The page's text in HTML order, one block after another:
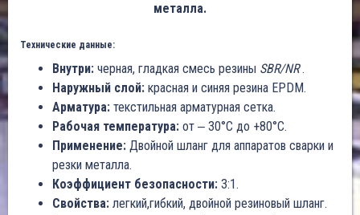
металла.
Технические данные:
Внутри: черная, гладкая смесь резины SBR/NR.
Наружный слой: красная и синяя резина EPDM.
Арматура: текстильная арматурная сетка.
Рабочая температура: от ‒ 30°C до +80°C.
Применение: Двойной шланг для аппаратов сварки и
резки металла.
Коэффициент безопасности: 3:1.
Свойства: легкий,гибкий, двойной резиновый шланг.